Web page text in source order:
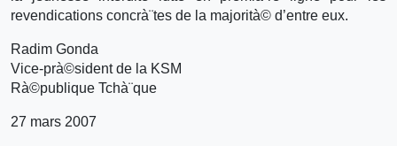
revendications concrà¨tes de la majorità© d’entre eux.
Radim Gonda
Vice-prà©sident de la KSM
Rà©publique Tchà¨que
27 mars 2007